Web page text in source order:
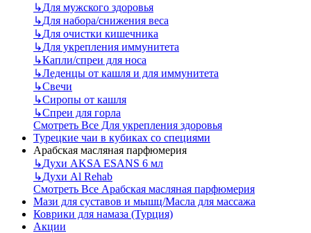
↳Для мужского здоровья
↳Для набора/снижения веса
↳Для очистки кишечника
↳Для укрепления иммунитета
↳Капли/спреи для носа
↳Леденцы от кашля и для иммунитета
↳Свечи
↳Сиропы от кашля
↳Спреи для горла
Смотреть Все Для укрепления здоровья
Турецкие чаи в кубиках со специями
Арабская масляная парфюмерия
↳Духи AKSA ESANS 6 мл
↳Духи Al Rehab
Смотреть Все Арабская масляная парфюмерия
Мази для суставов и мышц/Масла для массажа
Коврики для намаза (Турция)
Акции